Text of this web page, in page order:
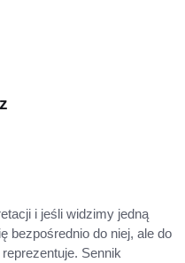
i jeśli widzimy jedną
bezpośrednio do niej, ale do
Sennik